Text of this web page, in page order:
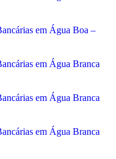
em Água Boa –
em Água Branca
em Água Branca
em Água Branca